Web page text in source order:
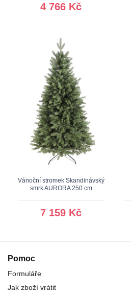
4 766 Kč
Vánoční stromek Skandinávský
smrk AURORA 250 cm
7 159 Kč
Pomoc
Formuláře
Jak zboží vrátit